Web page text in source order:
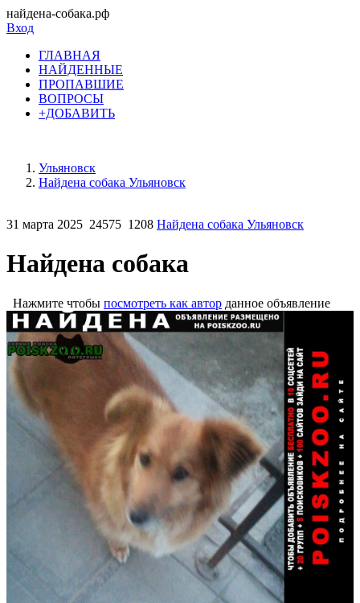
найдена-собака.рф
Вход
ГЛАВНАЯ
НАЙДЕННЫЕ
ПРОПАВШИЕ
ВОПРОСЫ
+ДОБАВИТЬ
Ульяновск
Найдена собака Ульяновск
31 марта 2025 24575 1208 Найдена собака Ульяновск
Найдена собака
Нажмите чтобы посмотреть как автор данное объявление